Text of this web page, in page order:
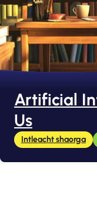
Artificial
Us
Intleacht shaorga